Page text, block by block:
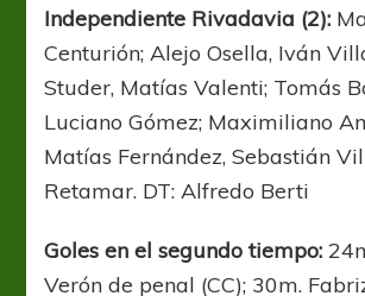
Independiente Rivadavia (2):
Centurión; Alejo Osella, Iván
Studer, Matías Valenti; Tomás
Luciano Gómez; Maximiliano
Matías Fernández, Sebastián
Retamar. DT: Alfredo Berti
Goles en el segundo tiempo:
Verón de penal (CC); 30m.